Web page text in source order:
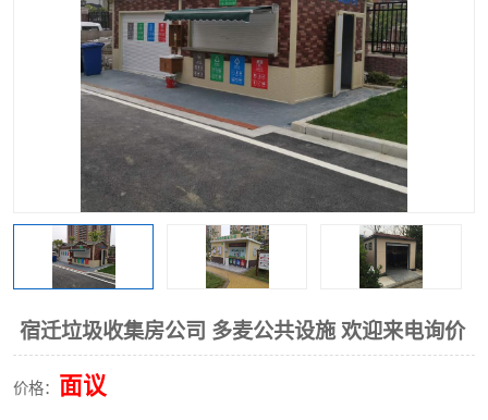
宿迁垃圾收集房公司 多麦公共设施 欢迎来电询价
价格： 面议